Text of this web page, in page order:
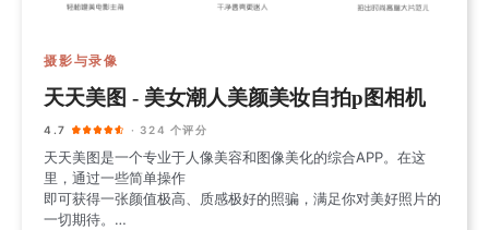
摄影与录像
天天美图 - 美女潮人美颜美妆自拍p图相机
4.7 · 324 个评分
天天美图是一个专业于人像美容和图像美化的综合APP。在这
里，通过一些简单操作
即可获得一张颜值极高、质感极好的照骗，满足你对美好照片的
一切期待。